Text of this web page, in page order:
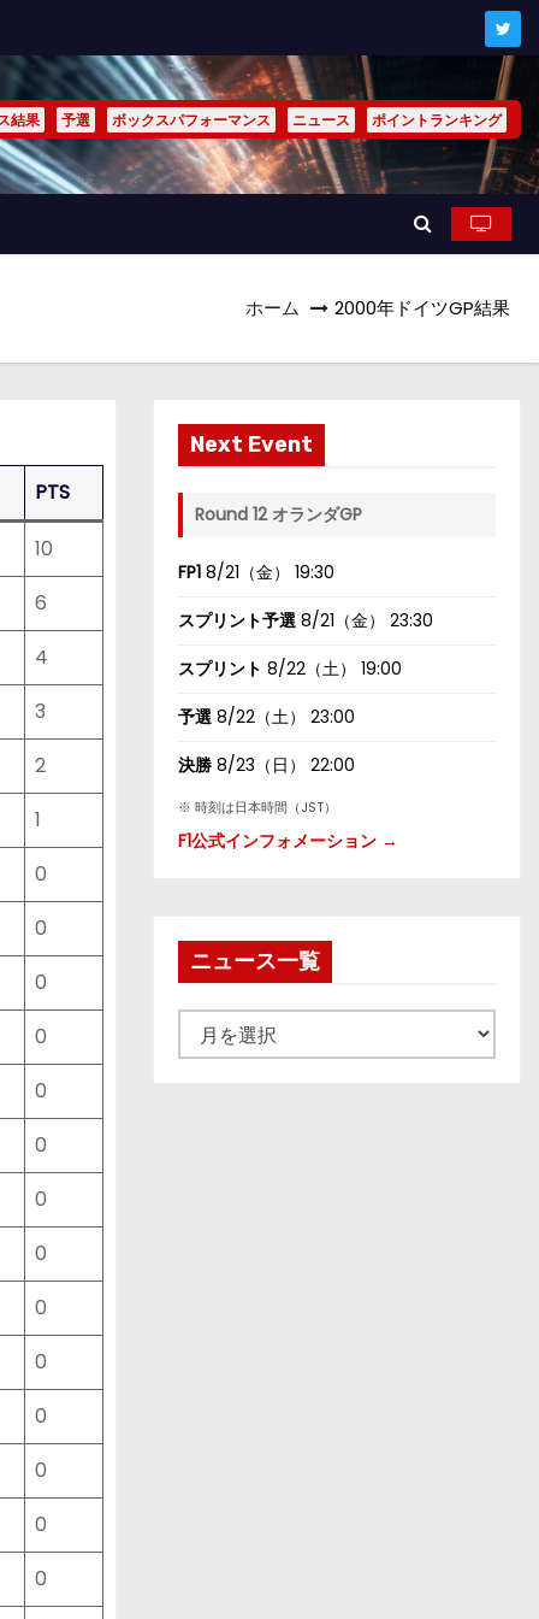
結果 予選 ボックスパフォーマンス ニュース ポイントランキング
ホーム 2000年ドイツGP結果
PTS
10
6
4
3
2
1
0
0
0
0
0
0
0
0
0
0
0
0
0
0
Next Event
Round 12 オランダGP
FP1 8/21（金） 19:30
スプリント予選 8/21（金） 23:30
スプリント 8/22（土） 19:00
予選 8/22（土） 23:00
決勝 8/23（日） 22:00
※ 時刻は日本時間（JST）
F1公式インフォメーション →
ニュース一覧
ュ